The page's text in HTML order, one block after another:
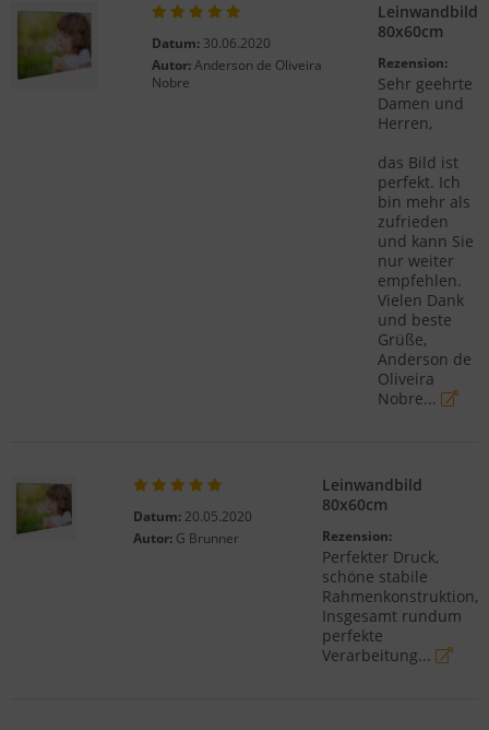
Datum:30.06.2020
Autor:Anderson de Oliveira
Nobre
Leinwandbild
80x60cm
Rezension:
Sehr geehrte
Damen und
Herren,
das Bild ist
perfekt. Ich
bin mehr als
zufrieden
und kann Sie
nur weiter
empfehlen.
Vielen Dank
und beste
Grüße,
Anderson de
Oliveira
Nobre...
Datum:20.05.2020
Autor:G Brunner
Leinwandbild
80x60cm
Rezension:
Perfekter Druck,
schöne stabile
Rahmenkonstruktion,
Insgesamt rundum
perfekte
Verarbeitung...